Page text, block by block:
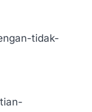
tidak-